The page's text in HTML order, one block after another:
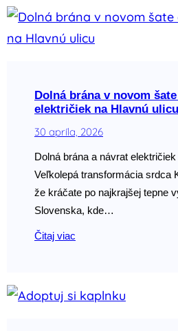
Dolná brána v novom
električiek na Hlavnú ulicu
30 apríla, 2026
Dolná brána a návrat
Veľkolepá transformácia srdca
že kráčate po najkrajšej tepne
Slovenska, kde…
Čitaj viac